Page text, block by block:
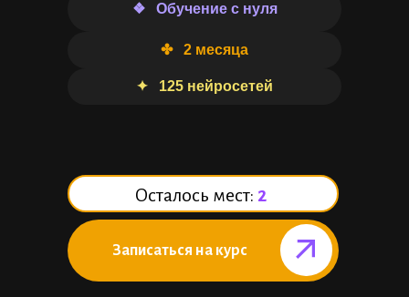
Записаться на курс⠀⠀⠀⠀
Осталось мест: 2
❖⠀Обучение с нуля
✤⠀2 месяца
✦⠀125 нейросетей